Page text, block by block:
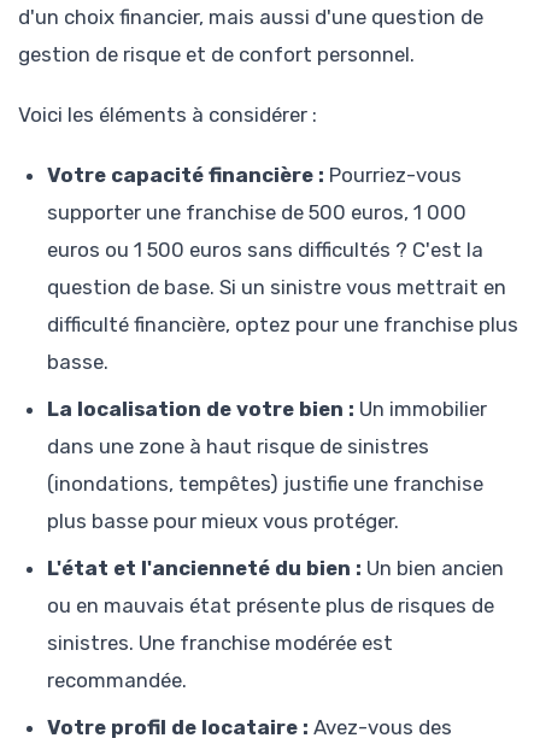
d'un choix financier, mais aussi d'une question de
gestion de risque et de confort personnel.
Voici les éléments à considérer :
Votre capacité financière : Pourriez-vous
supporter une franchise de 500 euros, 1 000
euros ou 1 500 euros sans difficultés ? C'est la
question de base. Si un sinistre vous mettrait en
difficulté financière, optez pour une franchise plus
basse.
La localisation de votre bien : Un immobilier
dans une zone à haut risque de sinistres
(inondations, tempêtes) justifie une franchise
plus basse pour mieux vous protéger.
L'état et l'ancienneté du bien : Un bien ancien
ou en mauvais état présente plus de risques de
sinistres. Une franchise modérée est
recommandée.
Votre profil de locataire : Avez-vous des